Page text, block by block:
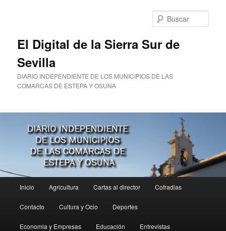
El Digital de la Sierra Sur de
Sevilla
DIARIO INDEPENDIENTE DE LOS MUNICIPIOS DE LAS
COMARCAS DE ESTEPA Y OSUNA
principal
Inicio Agricultura Cartas al director Cofradias
Contacto Cultura y Ocio Deportes
Economia y Empresas Educación Entrevistas